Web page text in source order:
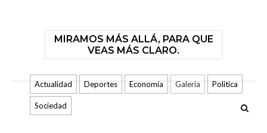
MIRAMOS MÁS ALLÁ, PARA QUE
VEAS MÁS CLARO.
Actualidad Deportes Economía Galería Politica
Sociedad